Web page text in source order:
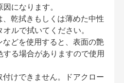
になります。
乾拭きもしくは薄めた中性
ルで拭いてください。
どを使用すると、表面の艶
する場合がありますので使用
けできません。ドアクロー